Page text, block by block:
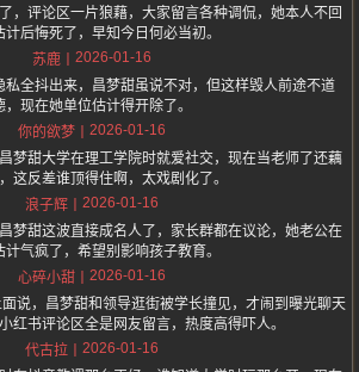
，评论区一片狼藉，大家留言各种调侃，她本人不回
计后悔死了，早知今日何必当初。
苏鹿
2026-01-16
私全抖出来，昌梦甜虽说不对，但这样毁人前途不道
，现在她单位估计得开除了。
你的欲梦
2026-01-16
梦甜大学在理工学院时就爱社交，现在当老师了还藕
这反差谁顶得住啊，太戏剧化了。
浪子辉
2026-01-16
梦甜这波直接成名人了，家长群都在议论，她老公在
计气疯了，希望别影响孩子教育。
心碎小甜
2026-01-16
说，昌梦甜和领导逛街被学长撞见，才闹到曝光聊天
红书评论区全是网友留言，热度高得吓人。
代古拉
2026-01-16